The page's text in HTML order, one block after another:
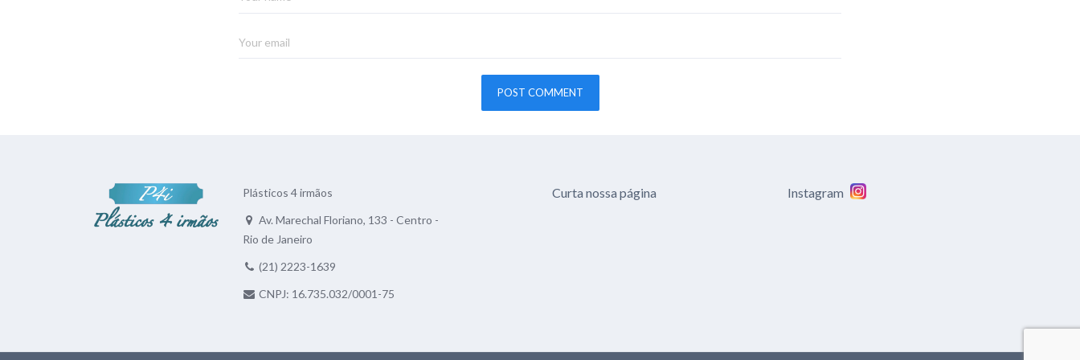
Plásticos 4 irmãos
Av. Marechal Floriano, 133 - Centro -
Rio de Janeiro
(21) 2223-1639
CNPJ: 16.735.032/0001-75
Curta nossa página Instagram